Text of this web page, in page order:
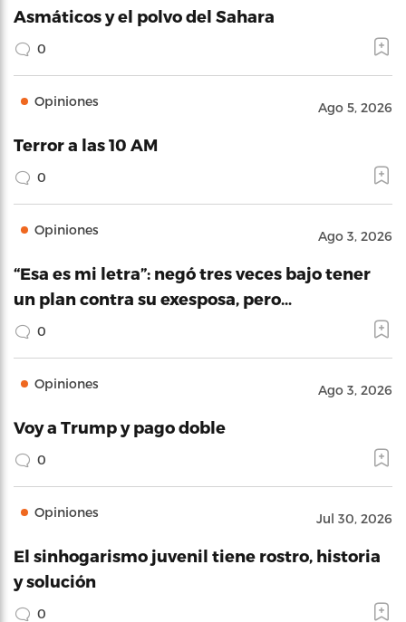
Asmáticos y el polvo del Sahara
0
Opiniones Ago 5, 2026
Terror a las 10 AM
0
Opiniones Ago 3, 2026
“Esa es mi letra”: negó tres veces bajo tener
un plan contra su exesposa, pero…
0
Opiniones Ago 3, 2026
Voy a Trump y pago doble
0
Opiniones Jul 30, 2026
El sinhogarismo juvenil tiene rostro, historia
y solución
0